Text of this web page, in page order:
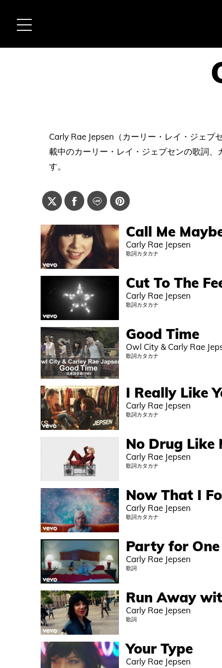
Carly Rae Jepsen（カーリー・レイ・ジェ
載中のカーリー・レイ・ジェプセンの歌詞
す。
Call Me
Carly Rae Jepsen
歌詞カタカナ
Cut To The
Carly Rae Jepsen
歌詞カタカナ
Good Time
Owl City & Carly Rae
歌詞カタカナ
I Really Like
Carly Rae Jepsen
歌詞カタカナ
No Drug Like
Carly Rae Jepsen
歌詞カタカナ
Now That I
Carly Rae Jepsen
歌詞カタカナ
Party for One
Carly Rae Jepsen
歌詞
Run Away
Carly Rae Jepsen
歌詞
Your Type
Carly Rae Jepsen